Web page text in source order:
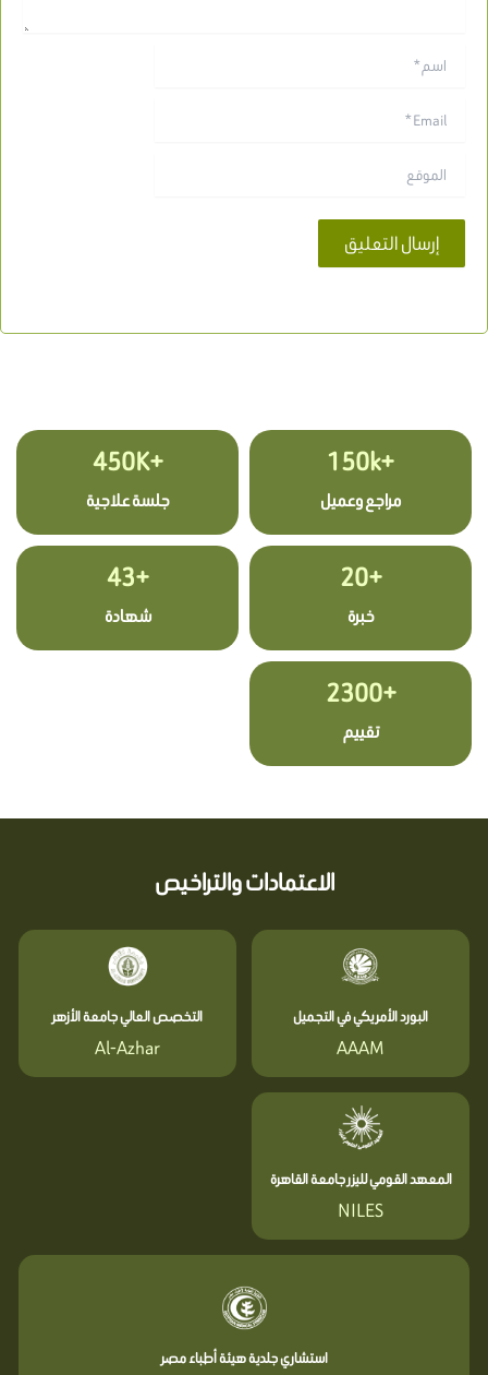
+150k
مراجع وعميل
+450K
جلسة علاجية
+20
خبرة
+43
شهادة
+2300
تقييم
الاعتمادات والتراخيص
البورد الأمريكي في التجميل
AAAM
التخصص العالي جامعة الأزهر
Al-Azhar
المعهد القومي لليزر جامعة القاهرة
NILES
استشاري جلدية هيئة أطباء مصر